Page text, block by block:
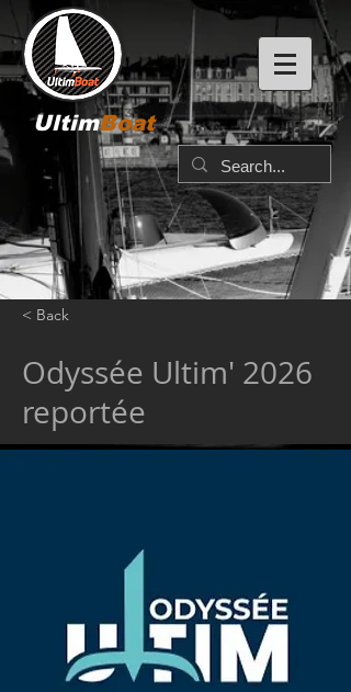
UltimBoat
< Back
Odyssée Ultim' 2026
reportée